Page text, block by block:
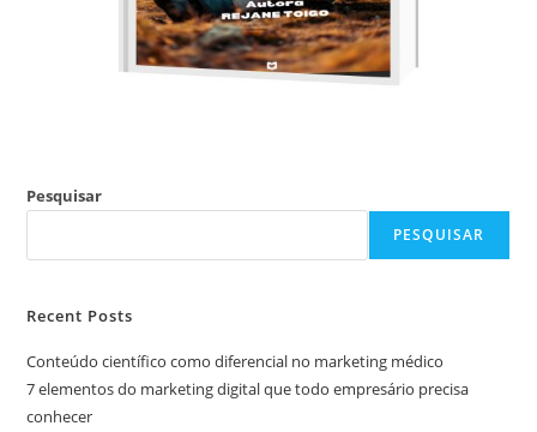
Pesquisar
PESQUISAR
Recent Posts
Conteúdo científico como diferencial no marketing médico
7 elementos do marketing digital que todo empresário precisa
conhecer